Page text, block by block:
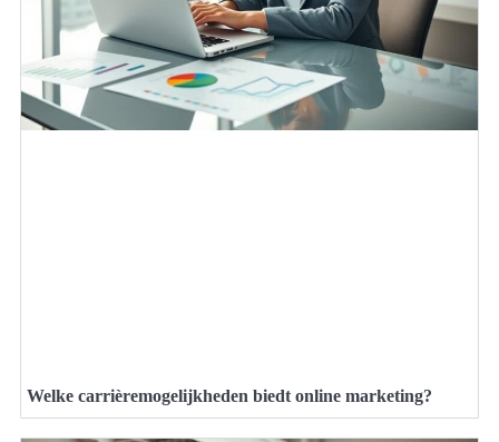
Welke carrièremogelijkheden biedt online marketing?